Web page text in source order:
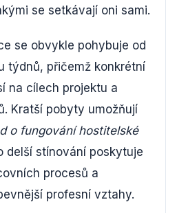
se setkávají oni sami.
se obvykle pohybuje od
týdnů, přičemž konkrétní
na cílech projektu a
Kratší pobyty umožňují
o fungování hostitelské
delší stínování poskytuje
procesů a
profesní vztahy.